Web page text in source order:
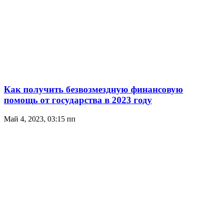
Как получить безвозмездную финансовую
помощь от государства в 2023 году
Май 4, 2023, 03:15 пп